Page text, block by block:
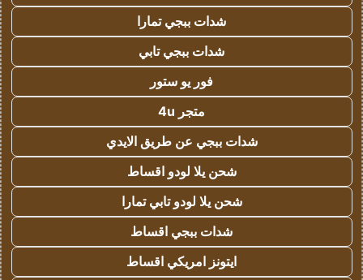
شدات ببجي تمارا
شدات ببجي تابي
فور يو ستور
متجر 4u
شدات ببجي عن طريق الايدي
شحن يلا لودو اقساط
شحن يلا لودو تابي تمارا
شدات ببجي اقساط
ايتونز امريكي اقساط